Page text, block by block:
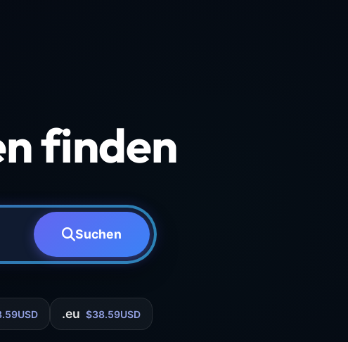
finden
Suchen
.eu $38.59USD